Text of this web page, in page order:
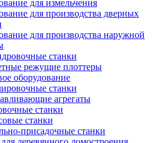
для измельчения
для производства дверных
для производства наружной
станки
режущие плоттеры
оборудование
станки
агрегаты
станки
станки
присадочные станки